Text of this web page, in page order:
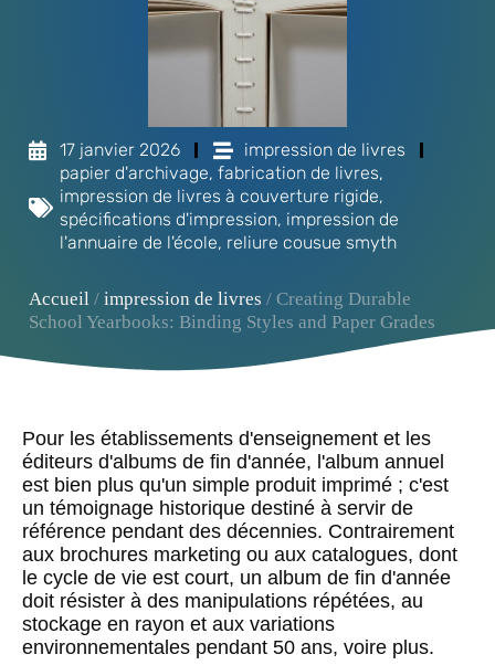
17 janvier 2026
impression de livres
papier d'archivage, fabrication de livres,
impression de livres à couverture rigide,
spécifications d'impression, impression de
l'annuaire de l'école, reliure cousue smyth
Accueil/ impression de livres / Creating Durable
School Yearbooks: Binding Styles and Paper Grades
Pour les établissements d'enseignement et les
éditeurs d'albums de fin d'année, l'album annuel
est bien plus qu'un simple produit imprimé ; c'est
un témoignage historique destiné à servir de
référence pendant des décennies. Contrairement
aux brochures marketing ou aux catalogues, dont
le cycle de vie est court, un album de fin d'année
doit résister à des manipulations répétées, au
stockage en rayon et aux variations
environnementales pendant 50 ans, voire plus.